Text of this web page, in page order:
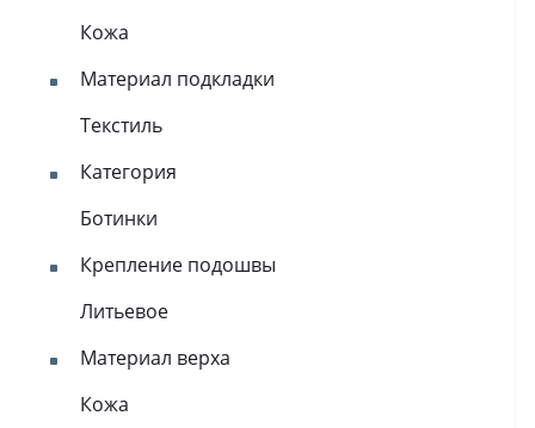
Кожа
Материал подкладки
Текстиль
Категория
Ботинки
Крепление подошвы
Литьевое
Материал верха
Кожа